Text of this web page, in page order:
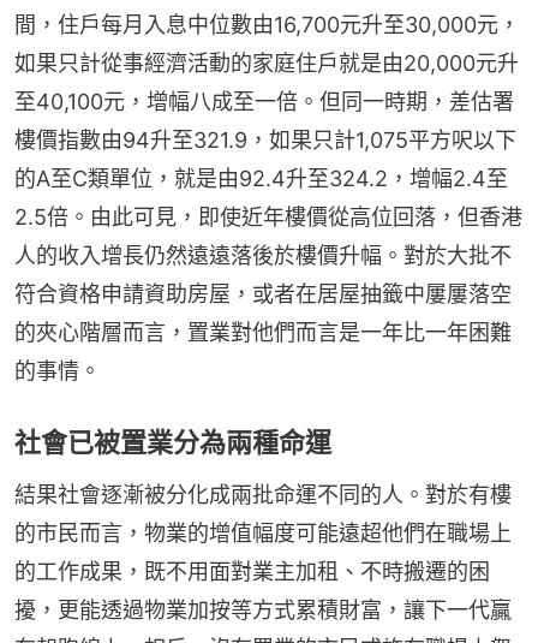
間，住戶每月入息中位數由16,700元升至30,000元，
如果只計從事經濟活動的家庭住戶就是由20,000元升
至40,100元，增幅八成至一倍。但同一時期，差估署
樓價指數由94升至321.9，如果只計1,075平方呎以下
的A至C類單位，就是由92.4升至324.2，增幅2.4至
2.5倍。由此可見，即使近年樓價從高位回落，但香港
人的收入增長仍然遠遠落後於樓價升幅。對於大批不
符合資格申請資助房屋，或者在居屋抽籤中屢屢落空
的夾心階層而言，置業對他們而言是一年比一年困難
的事情。
社會已被置業分為兩種命運
結果社會逐漸被分化成兩批命運不同的人。對於有樓
的市民而言，物業的增值幅度可能遠超他們在職場上
的工作成果，既不用面對業主加租、不時搬遷的困
擾，更能透過物業加按等方式累積財富，讓下一代贏